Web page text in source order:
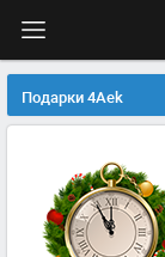
Подарки 4Aek